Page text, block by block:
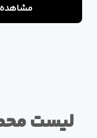
لیست